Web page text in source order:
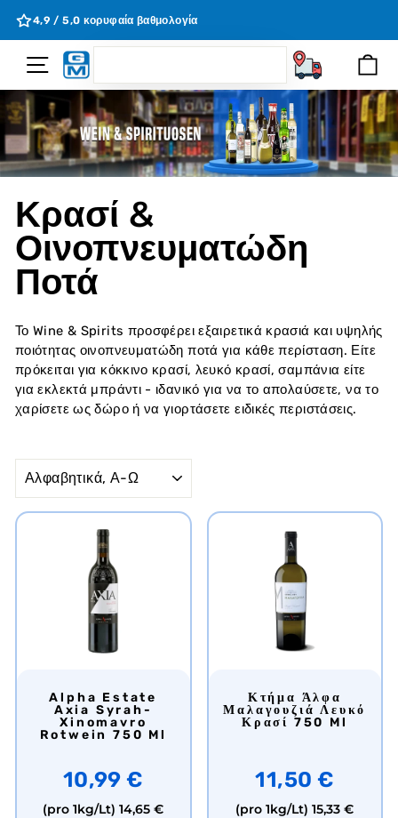
στο
περιεχόμενο
4,9 / 5,0 κορυφαία βαθμολογία
Πλοήγηση Σελίδας
Ζητώ
Κρασί &
Οινοπνευματώδη
Ποτά
Το Wine & Spirits προσφέρει εξαιρετικά κρασιά και υψηλής
ποιότητας οινοπνευματώδη ποτά για κάθε περίσταση. Είτε
πρόκειται για κόκκινο κρασί, λευκό κρασί, σαμπάνια είτε
για εκλεκτά μπράντι - ιδανικό για να το απολαύσετε, να το
χαρίσετε ως δώρο ή να γιορτάσετε ειδικές περιστάσεις.
Alpha Estate
Axia Syrah-
Xinomavro
Rotwein 750 Ml
10,99 €
(pro 1kg/Lt) 14,65 €
Κτήμα Άλφα
Μαλαγουζιά Λευκό
Κρασί 750 Ml
11,50 €
(pro 1kg/Lt) 15,33 €